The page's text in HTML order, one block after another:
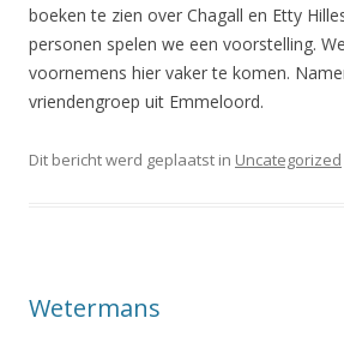
boeken te zien over Chagall en Etty
personen spelen we een voorstelling.
voornemens hier vaker te komen.
vriendengroep uit Emmeloord.
Dit bericht werd geplaatst in Uncategorized
Wetermans